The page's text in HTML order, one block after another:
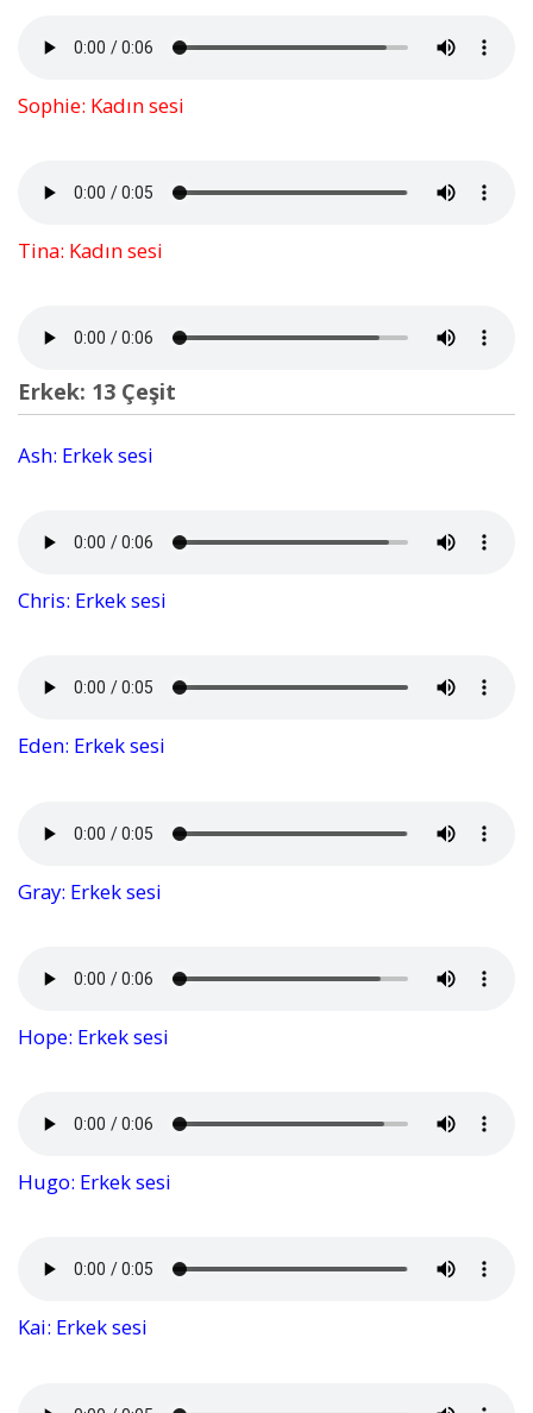
Sophie: Kadın sesi
Tina: Kadın sesi
Erkek: 13 Çeşit
Ash: Erkek sesi
Chris: Erkek sesi
Eden: Erkek sesi
Gray: Erkek sesi
Hope: Erkek sesi
Hugo: Erkek sesi
Kai: Erkek sesi